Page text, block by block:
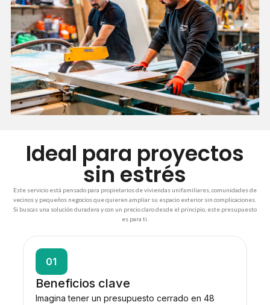
Ideal para proyectos
sin estrés
Este servicio está pensado para propietarios de viviendas unifamiliares, comunidades de
vecinos y pequeños negocios que quieren ampliar su espacio exterior sin complicaciones.
Si buscas una solución duradera y con un precio claro desde el principio, este presupuesto
es para ti.
01
Beneficios clave
Imagina tener un presupuesto cerrado en 48